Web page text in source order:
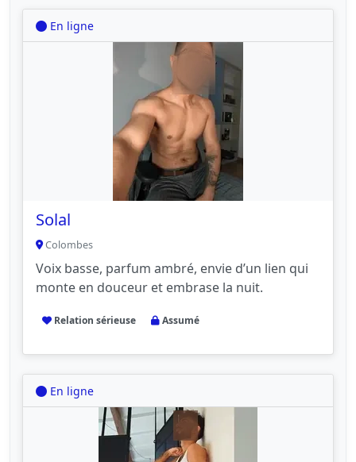
En ligne
Solal
Colombes
Voix basse, parfum ambré, envie d’un lien qui
monte en douceur et embrase la nuit.
Relation sérieuse Assumé
En ligne